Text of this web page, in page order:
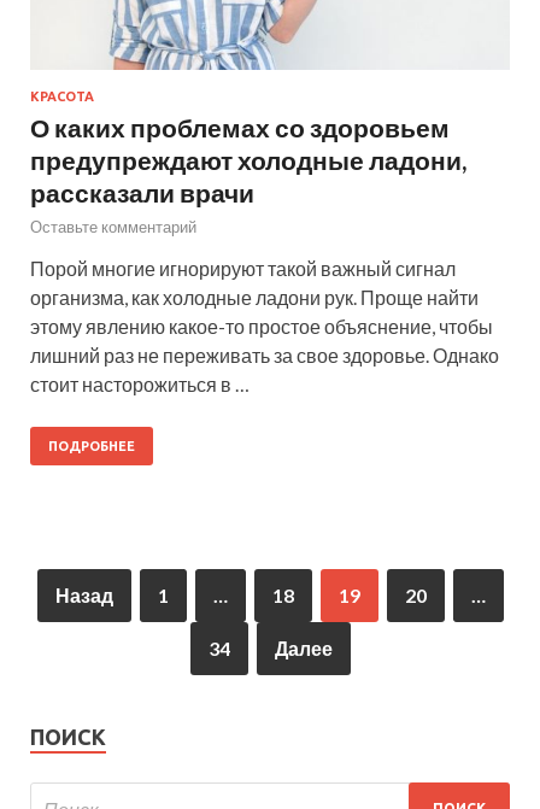
КРАСОТА
О каких проблемах со здоровьем
предупреждают холодные ладони,
рассказали врачи
Оставьте комментарий
Порой многие игнорируют такой важный сигнал
организма, как холодные ладони рук. Проще найти
этому явлению какое-то простое объяснение, чтобы
лишний раз не переживать за свое здоровье. Однако
стоит насторожиться в …
ПОДРОБНЕЕ
Назад 1 … 18 19 20 …
34 Далее
ПОИСК